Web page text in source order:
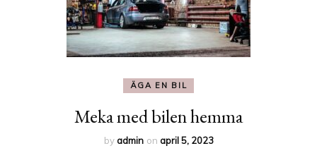
ÄGA EN BIL
Meka med bilen hemma
byadmin on april 5, 2023